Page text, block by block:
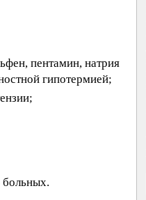
пентамин, натрия
гипотермией;